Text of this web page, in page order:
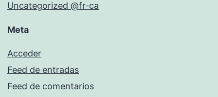
Uncategorized @fr-ca
Meta
Acceder
Feed de entradas
Feed de comentarios